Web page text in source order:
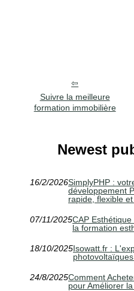
Suivre la meilleure
formation immobilière
Newest
16/2/2026SimplyPHP :
développement
rapide, flexible
07/11/2025CAP
la formation
18/10/2025Isowatt.fr :
24/8/2025Comment
pour Améliorer